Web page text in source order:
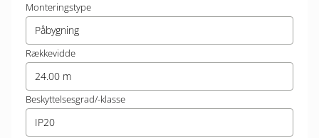
Monteringstype
Påbygning
Rækkevidde
24.00 m
Beskyttelsesgrad/-klasse
IP20